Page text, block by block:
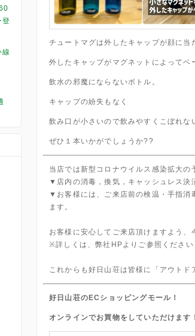
登
線
チュートマグは外したキャップが顔に当
外したキャップがマグネットによってベ
飲水の邪魔にならないボトル。
キャップの紛失もなく
飲み口が小さいので飲みやすくこぼれな
ぜひ１本いかがでしょうか??
当店では新型コロナウイルス感染拡大の
▼店内の消毒，換気，キャッシュレス決
▼お客様には、ご来店前の検温・手指消
ます。
お客様に安心してご来店頂けますよう、
※詳しくは、弊社HPよりご参照ください
これからも好日山荘は皆様に「アウト
好日山荘のECショッピングモール！
オンラインでお買物をしていただけます！